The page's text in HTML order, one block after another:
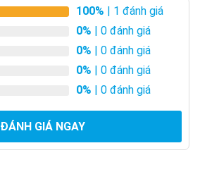
100% | 1 đánh giá
0% | 0 đánh giá
0% | 0 đánh giá
0% | 0 đánh giá
0% | 0 đánh giá
ĐÁNH GIÁ NGAY